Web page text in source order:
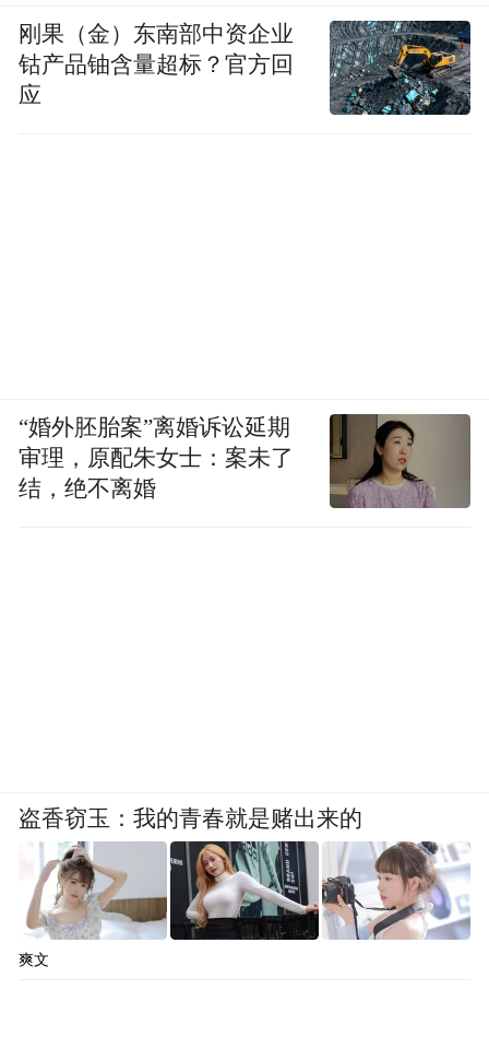
刚果（金）东南部中资企业
钴产品铀含量超标？官方回
应
“婚外胚胎案”离婚诉讼延期
审理，原配朱女士：案未了
结，绝不离婚
盗香窃玉：我的青春就是赌出来的
爽文